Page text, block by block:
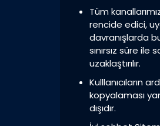
Tüm
rencide edici,
davranışlarda
sınırsız süre ile
uzaklaştırılır.
Kulllanıcıların
kopyalaması
dışıdır.